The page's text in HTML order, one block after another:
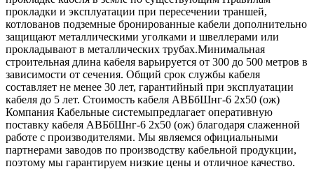
прокладки и эксплуатации при пересечении траншей,
котлованов подземные бронированные кабели дополнительно
защищают металлическими уголками и швеллерами или
прокладывают в металлических трубах.Минимальная
строительная длина кабеля варьируется от 300 до 500 метров в
зависимости от сечения. Общий срок службы кабеля
составляет не менее 30 лет, гарантийный при эксплуатации
кабеля до 5 лет. Стоимость кабеля АВБбШнг-6 2х50 (ож)
Компания Кабельные системыпредлагает оперативную
поставку кабеля АВБбШнг-6 2х50 (ож) благодаря слаженной
работе с производителями. Мы являемся официальными
партнерами заводов по производству кабельной продукции,
поэтому мы гарантируем низкие цены и отличное качество.